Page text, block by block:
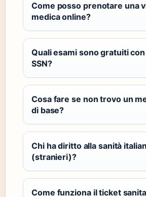
Come posso prenotare una
medica online?
Quali esami sono gratuiti
SSN?
Cosa fare se non trovo un
di base?
Chi ha diritto alla sanità
(stranieri)?
Come funziona il ticket